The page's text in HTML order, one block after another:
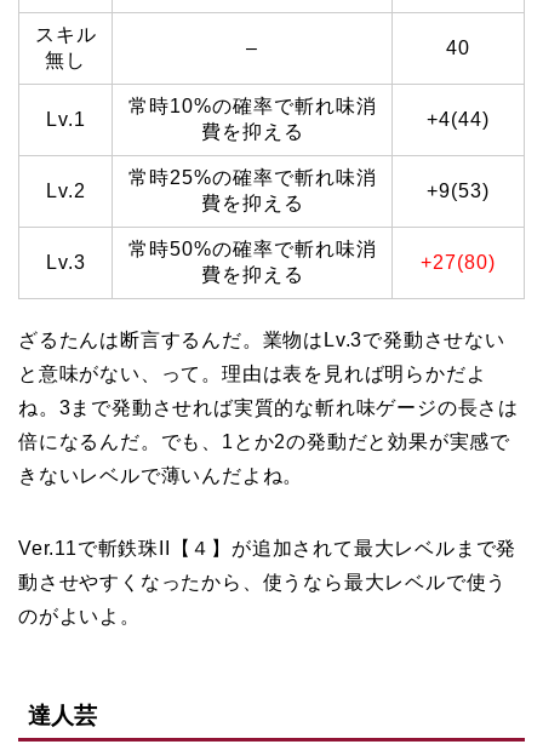
スキル
無し
– 40
Lv.1
常時10%の確率で斬れ味消
費を抑える
+4(44)
Lv.2
常時25%の確率で斬れ味消
費を抑える
+9(53)
Lv.3
常時50%の確率で斬れ味消
費を抑える
+27(80)
ざるたんは断言するんだ。業物はLv.3で発動させない
と意味がない、って。理由は表を見れば明らかだよ
ね。3まで発動させれば実質的な斬れ味ゲージの長さは
倍になるんだ。でも、1とか2の発動だと効果が実感で
きないレベルで薄いんだよね。
Ver.11で斬鉄珠II【４】が追加されて最大レベルまで発
動させやすくなったから、使うなら最大レベルで使う
のがよいよ。
達人芸